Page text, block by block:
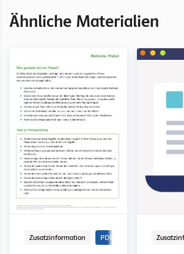
Ähnliche Materialien
Zusatzinformation PDF